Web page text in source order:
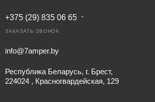
+375 (29) 835 06 65
ЗАКАЗАТЬ ЗВОНОК
info@7amper.by
Республика Беларусь, г. Брест,
224024 , Красногвардейская, 129